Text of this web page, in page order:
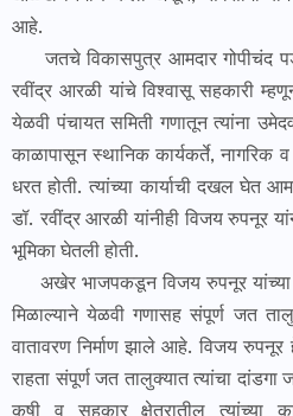
आहे.
जतचे विकासपुत्र आमदार गोपीचंद
रवींद्र आरळी यांचे विश्वासू सहकारी
येळवी पंचायत समिती गणातून त्यांना
काळापासून स्थानिक कार्यकर्ते, नागरिक
धरत होती. त्यांच्या कार्याची दखल घेत
डॉ. रवींद्र आरळी यांनीही विजय रुपनूर
भूमिका घेतली होती.
अखेर भाजपकडून विजय रुपनूर यांच्या
मिळाल्याने येळवी गणासह संपूर्ण जत
वातावरण निर्माण झाले आहे. विजय रुपनूर
राहता संपूर्ण जत तालुक्यात त्यांचा